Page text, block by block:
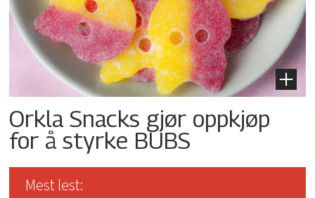
Orkla Snacks gjør oppkjøp
for å styrke BUBS
Mest lest: